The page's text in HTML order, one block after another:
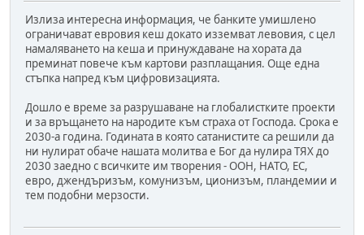
Излиза интересна информация, че банките умишлено
ограничават евровия кеш докато изземват левовия, с цел
намаляването на кеша и принуждаване на хората да
преминат повече към картови разплащания. Още една
стъпка напред към цифровизацията.
Дошло е време за разрушаване на глобалистките проекти
и за връщането на народите към страха от Господа. Срока е
2030-а година. Годината в която сатанистите са решили да
ни нулират обаче нашата молитва е Бог да нулира ТЯХ до
2030 заедно с всичките им творения - ООН, НАТО, ЕС,
евро, джендъризъм, комунизъм, ционизъм, пландемии и
тем подобни мерзости.